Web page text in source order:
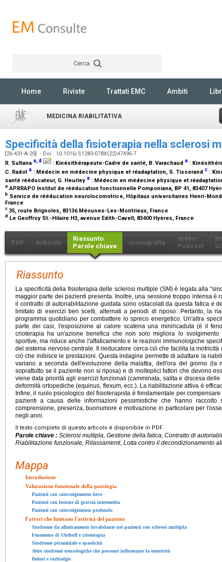
Cerca
Home Riviste Trattati EMC Ambiti
MEDICINA RIABILITATIVA
Specificità della fisioterapia nella sclerosi
[26-431-A-20] - Doi : 10.1016/S1283-078X(22)47496-7
R. Sultana a,d : Kinésithérapeute-Cadre de santé, B. Varachaud a :
C. Radot a : Médecin en médecine physique et réadaptation, S. Tisserand c :
santé rééducateur, G. Heurley a : Médecin en médecine physique et
a APRRAPO Institut de rééducation fonctionnelle Pomponiana, BP 41, 83407
b Service de rééducation neurolocomotrice, Hôpitaux universitaires Henri-
France
c 35, route Brignoles, 83136 Méounes-Les-Montrieux, France
d Le Geoffroy St.-Hilaire H3, avenue Edith-Cavell, 83400 Hyères, France
PDF Articolo
Riassunto
Parole chiave
Iconografia
Video
Podcast
Riassunto
La specificità della fisioterapia delle sclerosi multiple (SM) è legata alla
maggior parte dei pazienti presenta. Inoltre, una sessione troppo intensa è
il contratto di autoriabilitazione guidata sono ostacolati da questa fatica e
limitato di esercizi ben scelti, alternati a periodi di riposo. Pertanto, la
programma quotidiano per combattere lo spreco energetico. Un'altra
parte dei casi, l'esposizione al calore scatena una miniricaduta (è il
crioterapia ha un'azione benefica che non solo migliora lo
sportive, ma riduce anche l'affaticamento e le reazioni immunologiche
del sistema nervoso centrale. Il rieducatore cerca ciò che facilita la
ciò che inibisce le prestazioni. Questa indagine permette di adattare la
variano a seconda dell'evoluzione della malattia, dell'ora del giorno (la
soprattutto se il paziente non si riposa) e di molteplici fattori che devono
viene data priorità agli esercizi funzionali (camminata, salita e discesa
deformità ortopediche (equinus, flexum, ecc.). La riabilitazione attiva è
Infine, il ruolo psicologico del fisioterapista è fondamentale per
pazienti a causa delle informazioni pessimistiche che hanno
comprensione, presenza, buonumore e motivazione in particolare per
negli anni.
Il testo completo di questo articolo è disponibile in PDF.
Parole chiave : Sclerosi multipla, Gestione della fatica, Contratto di
Riabilitazione funzionale, Rilassamenti, Lotta contro il decondizionamento
Mappa
Introduzione
Valutazione funzionale della patologia
Pazienti con coinvolgimento lieve
Pazienti con lesione di gravità intermedia
Pazienti con coinvolgimento profondo
Fattori che limitano l'attività del paziente
Sindrome da affaticamento invalidante nei pazienti con sclerosi multipla
Fenomeno di Uhthoff e crioterapia
Sindrome piramidale e spasticità
Altre sindromi neurologiche che possono influenzare la motricità
Dolori e rachialgie